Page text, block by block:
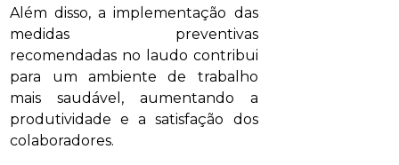
Além disso, a implementação das
medidas preventivas
recomendadas no laudo contribui
para um ambiente de trabalho
mais saudável, aumentando a
produtividade e a satisfação dos
colaboradores.